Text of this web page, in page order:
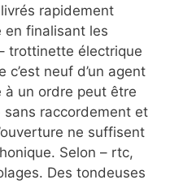
rapidement
en finalisant les
trottinette électrique
neuf d’un agent
un ordre peut être
raccordement et
ne suffisent
Selon – rtc,
Des tondeuses